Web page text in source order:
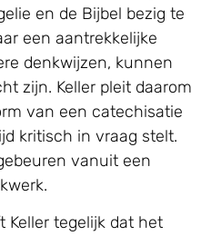
en de Bijbel bezig te
een aantrekkelijke
denkwijzen, kunnen
zijn. Keller pleit daarom
van een catechisatie
kritisch in vraag stelt.
vanuit een
Keller tegelijk dat het